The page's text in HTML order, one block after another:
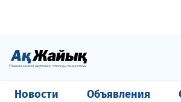
Новости Объявления